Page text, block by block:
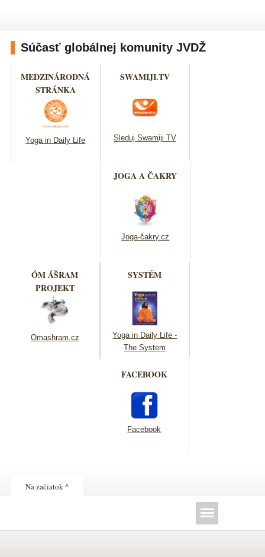
Súčasť globálnej komunity JVDŽ
MEDZINÁRODNÁ
STRÁNKA
Yoga in Daily Life
SWAMIJI.TV
Sleduj Swamiji TV
JOGA A ČAKRY
Joga-čakry.cz
ÓM ÁŠRAM
PROJEKT
Omashram.cz
SYSTÉM
Yoga in Daily Life -
The System
FACEBOOK
Facebook
Na začiatok ^